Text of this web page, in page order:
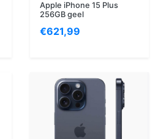
Apple iPhone 15 Plus
256GB geel
€621,99